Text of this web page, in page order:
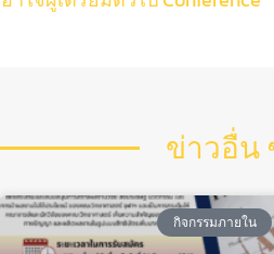
ข่าวอื่น
กิจกรรมภายใน